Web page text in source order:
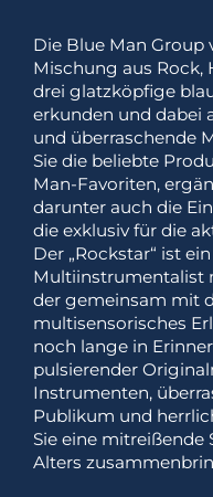
Die Blue Man
Mischung aus Rock,
drei glatzköpfige
erkunden und dabei
und überraschende
Sie die beliebte
Man-Favoriten,
darunter auch die
die exklusiv für die
Der „Rockstar“ ist
Multiinstrumentalist
der gemeinsam mit
multisensorisches
noch lange in
pulsierender
Instrumenten,
Publikum und
Sie eine mitreißende
Alters